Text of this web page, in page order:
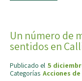
Un número de
sentidos en
Publicado el 5
Categorías Acciones